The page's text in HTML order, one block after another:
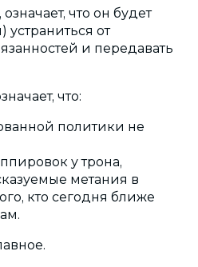
что он будет
устраниться от
и передавать
что:
политики не
у трона,
метания в
кто сегодня ближе